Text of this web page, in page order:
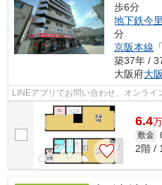
歩6分
地下鉄今
分
京阪本線 「
築37年 /
大阪府大
LINEアプリでお問い合わせ、オンライ
6.4万
敷金
2階 /